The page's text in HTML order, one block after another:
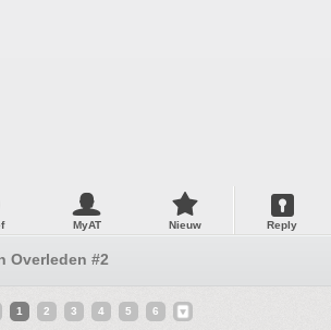
MyAT Nieuw Reply
Overleden #2
1 2 3 4 5 6